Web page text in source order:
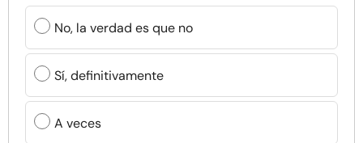
No, la verdad es que no
Sí, definitivamente
A veces